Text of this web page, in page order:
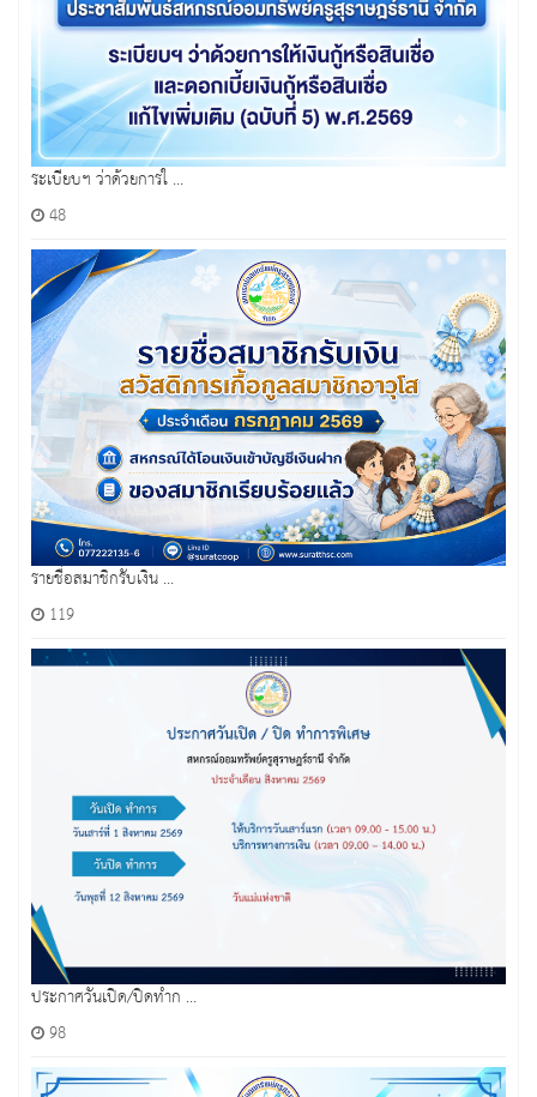
ระเบียบฯ ว่าด้วยการใ ...
48
รายชื่อสมาชิกรับเงิน ...
119
ประกาศวันเปิด/ปิดทำก ...
98